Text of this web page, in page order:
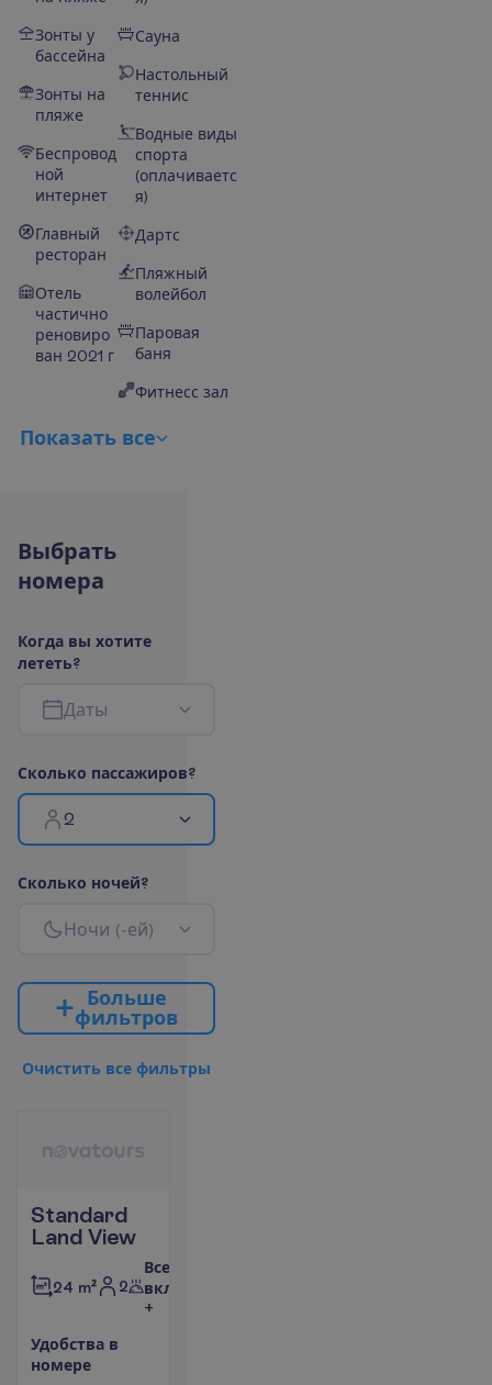
Зонты у
бассейна
Зонты на
пляже
Беспровод
ной
интернет
Главный
ресторан
Отель
частично
реновиро
ван 2021 г
Сауна
Настольный
теннис
Водные виды
спорта
(оплачиваетс
я)
Дартс
Пляжный
волейбол
Паровая
баня
Фитнесс зал
Показать все
Выбрать
номера
Когда вы хотите
лететь?
Даты
Сколько пассажиров?
2
Сколько ночей?
Ночи (-ей)
Больше
фильтров
Очистить все фильтры
Standard
Land View
24 m² 2
Все
включено
+
Удобства в
номере